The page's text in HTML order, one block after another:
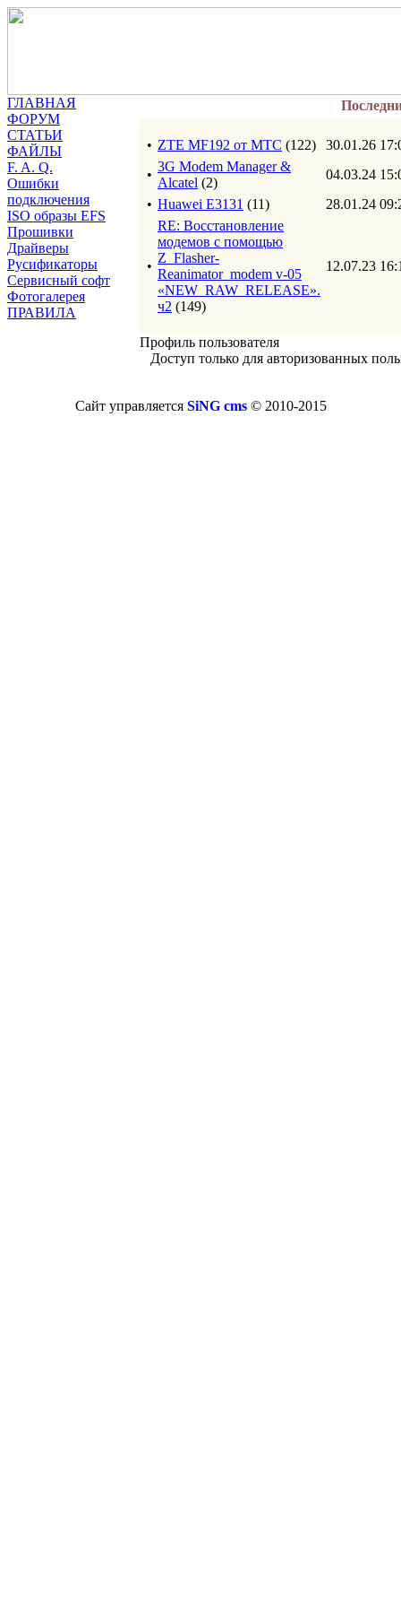
ГЛАВНАЯ
ФОРУМ
СТАТЬИ
ФАЙЛЫ
F. A. Q.
Ошибки
подключения
ISO образы EFS
Прошивки
Драйверы
Русификаторы
Сервисный софт
Фотогалерея
ПРАВИЛА
• ZTE MF192 от МТС (122)
30.01.26
•
3G Modem Manager &
Alcatel (2)
04.03.24
• Huawei E3131 (11) 28.01.24
•
RE: Восстановление
модемов с помощью
Z_Flasher-
Reanimator_modem v-05
«NEW_RAW_RELEASE».
ч2 (149)
12.07.23
Профиль пользователя
Доступ только для авторизованных
Сайт управляется SiNG cms© 2010-2015